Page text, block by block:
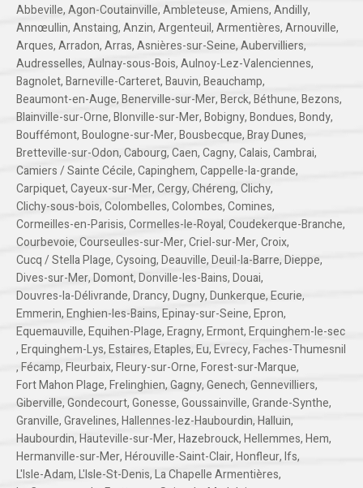
Abbeville,Agon-Coutainville,Ambleteuse,Amiens,Andilly,
Annœullin,Anstaing,Anzin,Argenteuil,Armentières,Arnouville,
Arques,Arradon,Arras,Asnières-sur-Seine,Aubervilliers,
Audresselles,Aulnay-sous-Bois,Aulnoy-Lez-Valenciennes,
Bagnolet,Barneville-Carteret,Bauvin,Beauchamp,
Beaumont-en-Auge,Benerville-sur-Mer,Berck,Béthune,Bezons,
Blainville-sur-Orne,Blonville-sur-Mer,Bobigny,Bondues,Bondy,
Bouffémont,Boulogne-sur-Mer,Bousbecque,Bray Dunes,
Bretteville-sur-Odon,Cabourg,Caen,Cagny,Calais,Cambrai,
Camiers / Sainte Cécile,Capinghem,Cappelle-la-grande,
Carpiquet,Cayeux-sur-Mer,Cergy,Chéreng,Clichy,
Clichy-sous-bois,Colombelles,Colombes,Comines,
Cormeilles-en-Parisis,Cormelles-le-Royal,Coudekerque-Branche,
Courbevoie,Courseulles-sur-Mer,Criel-sur-Mer,Croix,
Cucq / Stella Plage,Cysoing,Deauville,Deuil-la-Barre,Dieppe,
Dives-sur-Mer,Domont,Donville-les-Bains,Douai,
Douvres-la-Délivrande,Drancy,Dugny,Dunkerque,Ecurie,
Emmerin,Enghien-les-Bains,Epinay-sur-Seine,Epron,
Equemauville,Equihen-Plage,Eragny,Ermont,Erquinghem-le-sec
,Erquinghem-Lys,Estaires,Etaples,Eu,Evrecy,Faches-Thumesnil
,Fécamp,Fleurbaix,Fleury-sur-Orne,Forest-sur-Marque,
Fort Mahon Plage,Frelinghien,Gagny,Genech,Gennevilliers,
Giberville,Gondecourt,Gonesse,Goussainville,Grande-Synthe,
Granville,Gravelines,Hallennes-lez-Haubourdin,Halluin,
Haubourdin,Hauteville-sur-Mer,Hazebrouck,Hellemmes,Hem,
Hermanville-sur-Mer,Hérouville-Saint-Clair,Honfleur,Ifs,
L'Isle-Adam,L'Isle-St-Denis,La Chapelle Armentières,